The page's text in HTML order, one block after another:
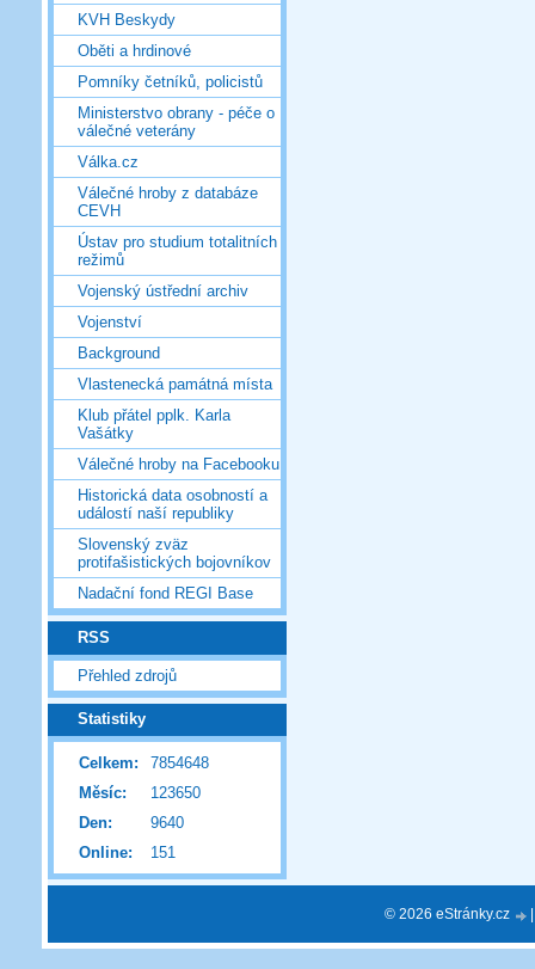
KVH Beskydy
Oběti a hrdinové
Pomníky četníků, policistů
Ministerstvo obrany - péče o
válečné veterány
Válka.cz
Válečné hroby z databáze
CEVH
Ústav pro studium totalitních
režimů
Vojenský ústřední archiv
Vojenství
Background
Vlastenecká památná místa
Klub přátel pplk. Karla
Vašátky
Válečné hroby na Facebooku
Historická data osobností a
událostí naší republiky
Slovenský zväz
protifašistických bojovníkov
Nadační fond REGI Base
RSS
Přehled zdrojů
Statistiky
Online: 151
Celkem:
7854648
Měsíc:
123650
Den:
9640
© 2026 eStránky.cz